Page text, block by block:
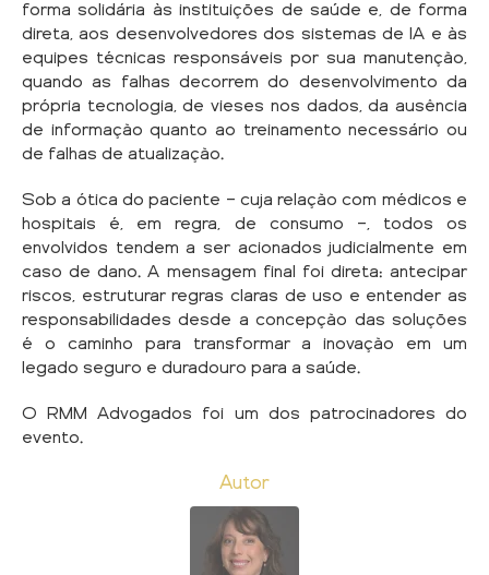
forma solidária às instituições de saúde e, de forma
direta, aos desenvolvedores dos sistemas de IA e às
equipes técnicas responsáveis por sua manutenção,
quando as falhas decorrem do desenvolvimento da
própria tecnologia, de vieses nos dados, da ausência
de informação quanto ao treinamento necessário ou
de falhas de atualização.
Sob a ótica do paciente — cuja relação com médicos e
hospitais é, em regra, de consumo —, todos os
envolvidos tendem a ser acionados judicialmente em
caso de dano. A mensagem final foi direta: antecipar
riscos, estruturar regras claras de uso e entender as
responsabilidades desde a concepção das soluções
é o caminho para transformar a inovação em um
legado seguro e duradouro para a saúde.
O RMM Advogados foi um dos patrocinadores do
evento.
Autor